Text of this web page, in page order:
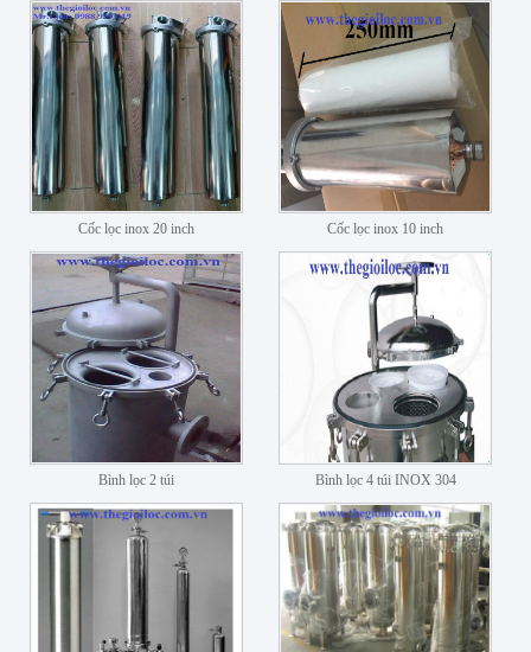
Cốc lọc inox 20 inch Cốc lọc inox 10 inch
Bình lọc 2 túi Bình lọc 4 túi INOX 304